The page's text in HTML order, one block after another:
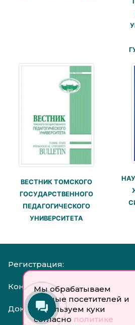
Мы обрабатываем
данные посетителей и
используем куки
согласно политике
ВЕСТНИК ТОМСКОГО
ГОСУДАРСТВЕННОГО
ПЕДАГОГИЧЕСКОГО
УНИВЕРСИТЕТА
Регистрация:
Контакты:
Документы: